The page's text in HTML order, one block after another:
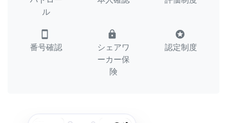
ル
smartphone
番号確認
lock
シェアワ
ーカー保
険
stars
認定制度